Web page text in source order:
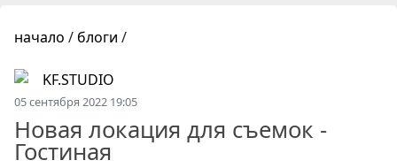
начало / блоги /
KF.STUDIO
05 сентября 2022 19:05
Новая локация для съемок -
Гостиная